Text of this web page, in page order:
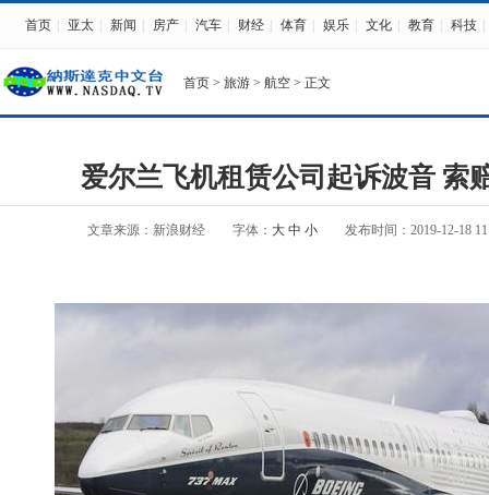
首页 亚太 新闻 房产 汽车 财经 体育 娱乐 文化 教育 科技
首页 > 旅游 > 航空 > 正文
爱尔兰飞机租赁公司起诉波音 索
文章来源：新浪财经 字体： 大 中 小 发布时间：2019-12-18